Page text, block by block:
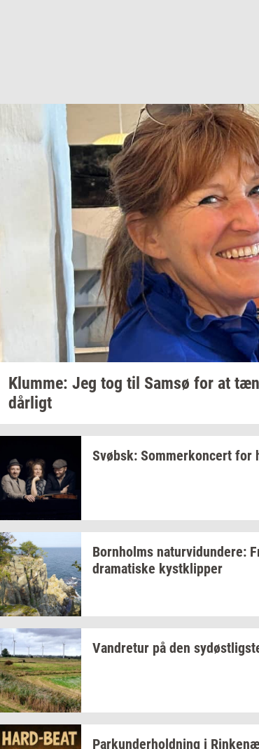
Klum­me: Jeg tog til Samsø for at
dår­ligt
Svøbsk: Som­mer­kon­cert for
Born­holms na­tur­vi­dun­de­re:
dra­ma­ti­ske kyst­klip­per
Van­dre­tur på den
Par­kun­der­hold­ning i